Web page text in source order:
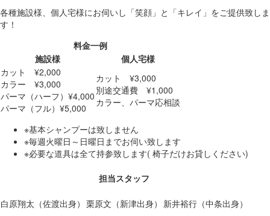
各種施設様、個人宅様にお伺いし「笑顔」と「キレイ」をご提供致しま
す！
料金一例
施設様
個人宅様
カット ¥2,000
カラー ¥3,000
パーマ（ハーフ）¥4,000
パーマ（フル）¥5,000
カット ¥3,000
別途交通費 ¥1,000
カラー、パーマ応相談
※基本シャンプーは致しません
※毎週火曜日～日曜日までお伺い致します
※必要な道具は全て持参致します( 椅子だけお貸しください)
担当スタッフ
白原翔太（佐渡出身） 栗原文（新津出身） 新井裕行（中条出身）